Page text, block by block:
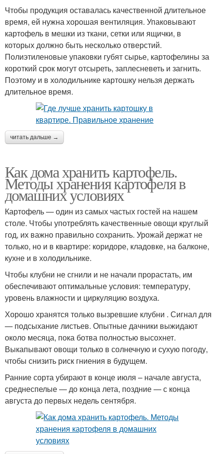
Чтобы продукция оставалась качественной длительное
время, ей нужна хорошая вентиляция. Упаковывают
картофель в мешки из ткани, сетки или ящички, в
которых должно быть несколько отверстий.
Полиэтиленовые упаковки губят сырье, картофелины за
короткий срок могут отсыреть, заплесневеть и загнить.
Поэтому и в холодильнике картошку нельзя держать
длительное время.
читать дальше →
Как дома хранить картофель.
Методы хранения картофеля в
домашних условиях
Картофель — один из самых частых гостей на нашем
столе. Чтобы употреблять качественные овощи круглый
год, их важно правильно сохранить. Урожай держат не
только, но и в квартире: коридоре, кладовке, на балконе,
кухне и в холодильнике.
Чтобы клубни не сгнили и не начали прорастать, им
обеспечивают оптимальные условия: температуру,
уровень влажности и циркуляцию воздуха.
Хорошо хранятся только вызревшие клубни . Сигнал для
— подсыхание листьев. Опытные дачники выжидают
около месяца, пока ботва полностью высохнет.
Выкапывают овощи только в солнечную и сухую погоду,
чтобы снизить риск гниения в будущем.
Ранние сорта убирают в конце июля – начале августа,
среднеспелые — до конца лета, поздние — с конца
августа до первых недель сентября.